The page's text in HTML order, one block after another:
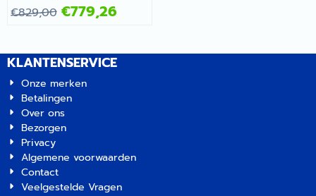
€829,00 €779,26
KLANTENSERVICE
Onze merken
Betalingen
Over ons
Bezorgen
Privacy
Algemene voorwaarden
Contact
Veelgestelde Vragen